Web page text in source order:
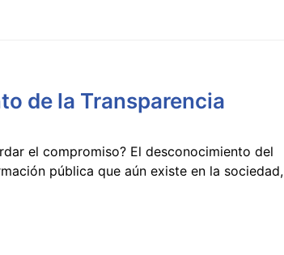
de la Transparencia
el compromiso? El desconocimiento del
pública que aún existe en la sociedad,